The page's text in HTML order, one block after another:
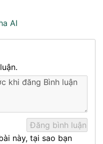
AI
này, tại sao bạn